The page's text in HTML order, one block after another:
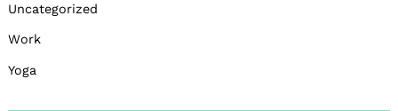
Uncategorized
Work
Yoga